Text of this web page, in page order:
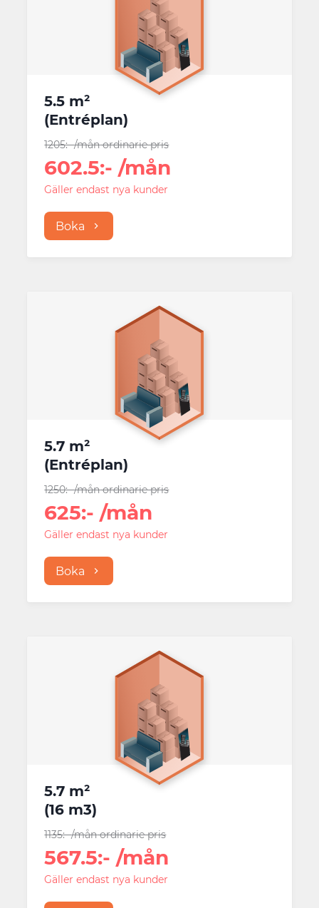
5.5 m²
(Entréplan)
1205:-/månordinarie pris
602.5:- /mån
Gäller endast nya kunder
Boka
5.7 m²
(Entréplan)
1250:-/månordinarie pris
625:- /mån
Gäller endast nya kunder
Boka
5.7 m²
(16 m3)
1135:-/månordinarie pris
567.5:- /mån
Gäller endast nya kunder